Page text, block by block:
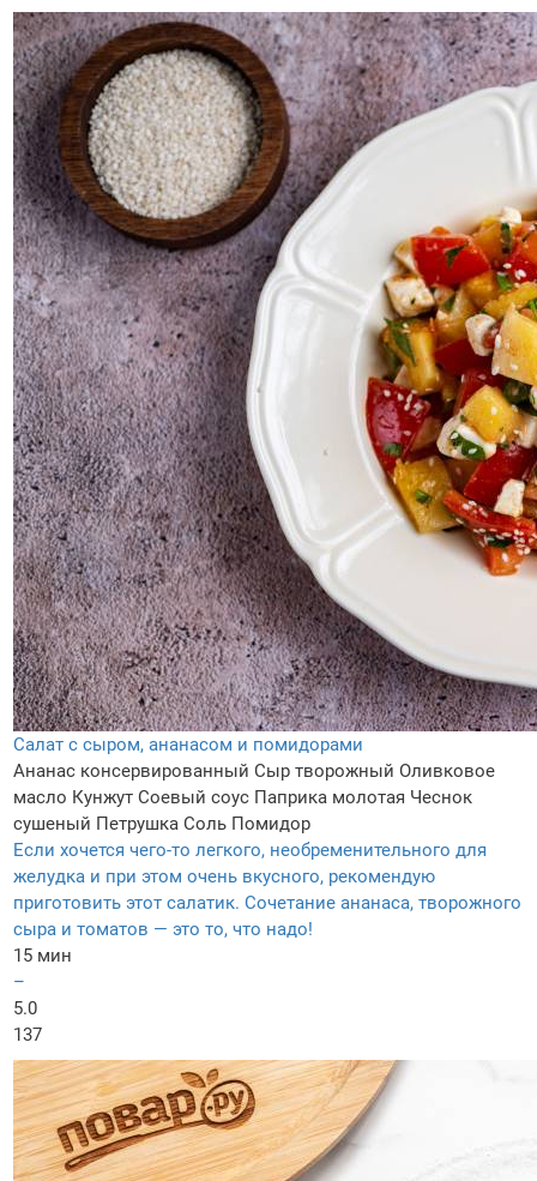
Салат с сыром, ананасом и помидорами
Ананас консервированный Сыр творожный Оливковое
мaсло Кунжут Соевый соус Паприка молотая Чеснок
сушеный Петрушка Соль Помидор
Если хочется чего-то легкого, необременительного для
желудка и при этом очень вкусного, рекомендую
приготовить этот салатик. Сочетание ананаса, творожного
сыра и томатов — это то, что надо!
15 мин
–
5.0
137